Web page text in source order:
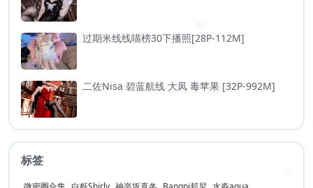
过期米线线喵榜30下播照[28P-112M]
二佐Nisa 碧蓝航线 大凤 毒苹果 [32P-992M]
标签